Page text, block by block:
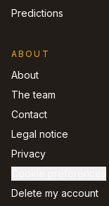
Predictions
ABOUT
About
The team
Contact
Legal notice
Privacy
Delete my account